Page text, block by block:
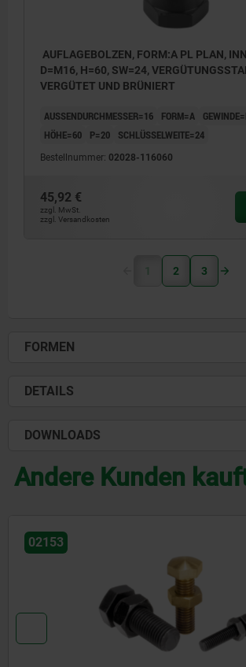
AUFLAGEBOLZEN, FORM:A PL PLAN,
D=M16, H=60, SW=24,
VERGÜTET UND BRÜNIERT
AUSSENDURCHMESSER=16 FORM=A
HÖHE=60
P=20 SCHLÜSSELWEITE=24
Bestellnummer: 02028-116060
45,92 €
zzgl. MwSt.
zzgl. Versandkosten
1 2 3
FORMEN
DETAILS
DOWNLOADS
Andere Kunden